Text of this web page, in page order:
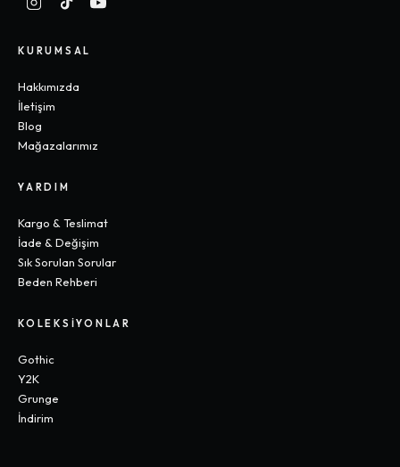
KURUMSAL
Hakkımızda
İletişim
Blog
Mağazalarımız
YARDIM
Kargo & Teslimat
İade & Değişim
Sık Sorulan Sorular
Beden Rehberi
KOLEKSIYONLAR
Gothic
Y2K
Grunge
İndirim